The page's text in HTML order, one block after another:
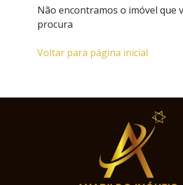
Não encontramos o imóvel que
procura
Voltar para página inicial